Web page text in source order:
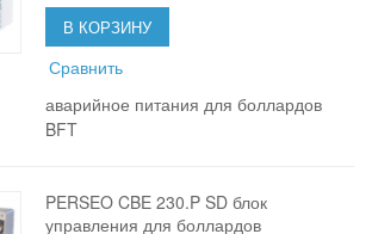
В КОРЗИНУ
Сравнить
аварийное питания для боллардов
BFT
PERSEO CBE 230.P SD блок
управления для боллардов